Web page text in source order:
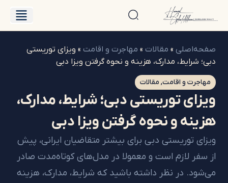
»مقالات » مهاجرت و اقامت» ویزای توریستی
مدارک، هزینه و نحوه گرفتن ویزا دبی
و اقامت,مقالات
توریستی دبی؛ شرایط، مدارک،
و نحوه گرفتن ویزا دبی
توریستی دبی برای بیشتر متقاضیان ایرانی، پیش
لازم است و معمولا در مدل‌های کوتاه‌مدت صادر
در نظر داشته باشید که شرایط، مدارک، هزینه